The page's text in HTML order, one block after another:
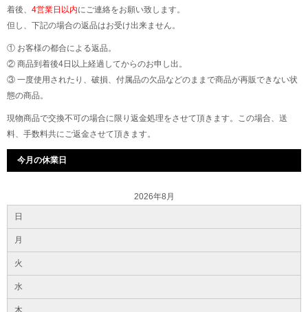
着後、 4営業日以内にご連絡をお願い致します。
但し、下記の場合の返品はお受け出来ません。
① お客様の都合による返品。
② 商品到着後4日以上経過してからのお申し出。
③ 一度使用されたり、破損、付属品の欠品などのままで商品が再販できない状
態の商品。
現物商品で交換不可の場合に限り返金処理をさせて頂きます。この場合、送
料、手数料共にご返金させて頂きます。
今月の休業日
2026年8月
日
月
火
水